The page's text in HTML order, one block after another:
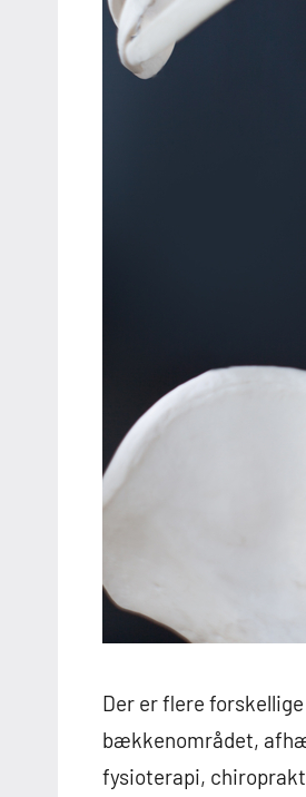
Der er flere
bækkenområdet,
fysioterapi,